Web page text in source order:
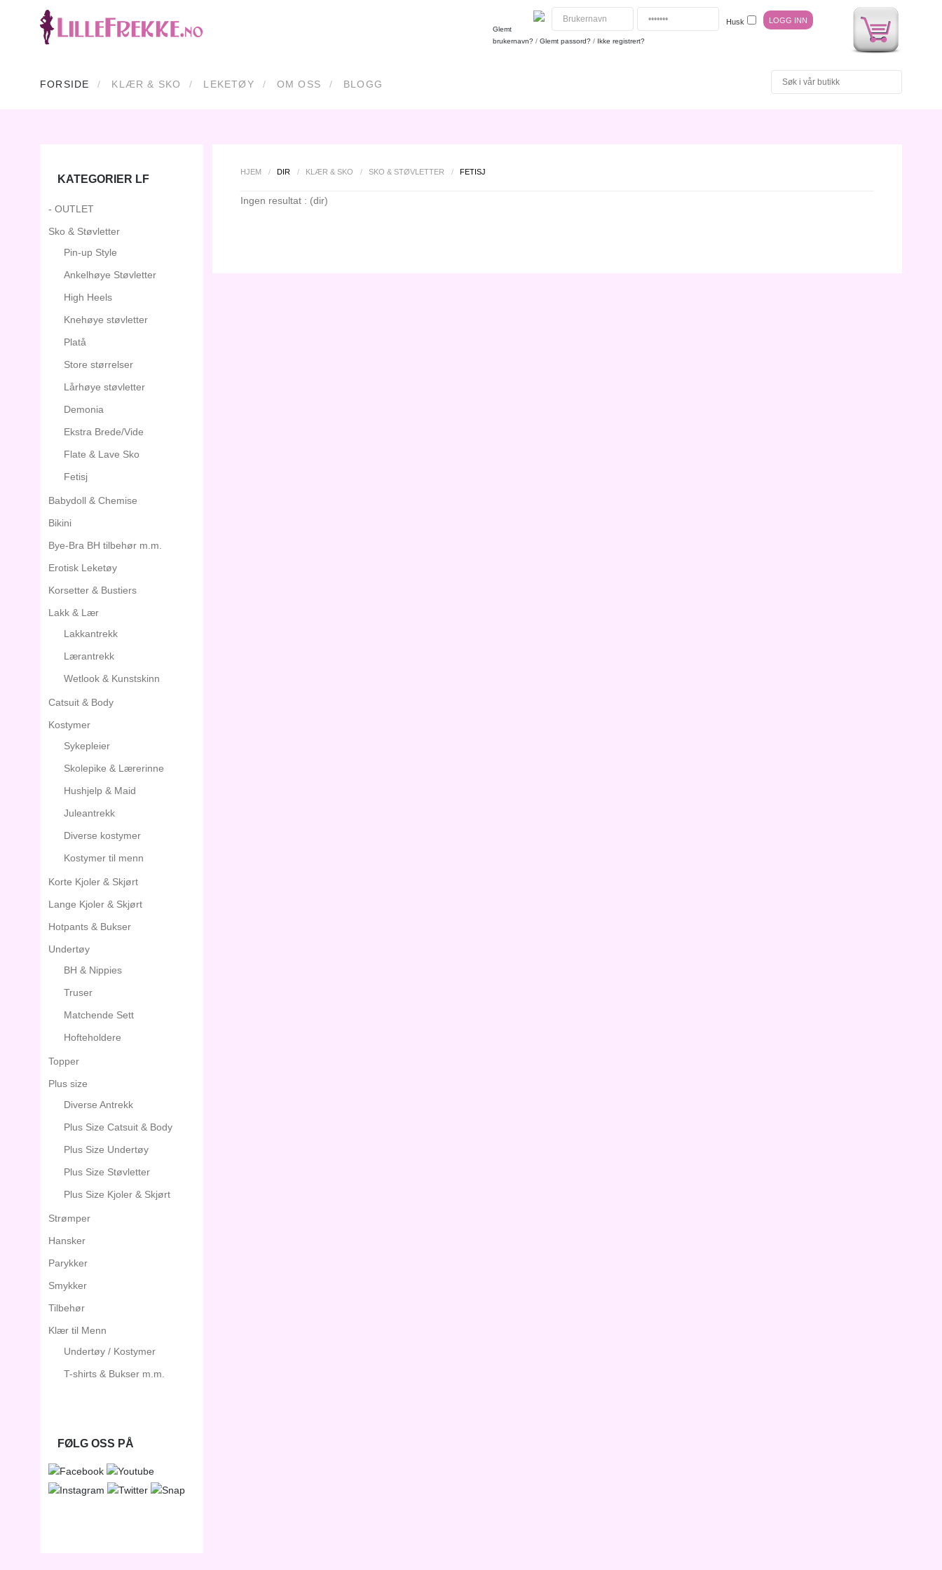
Husk
Glemt
brukernavn? / Glemt passord? / Ikke registrert?
FORSIDE KLÆR & SKO LEKETØY OM OSS BLOGG
HJEM / DIR / KLÆR & SKO / SKO & STØVLETTER / FETISJ
Ingen resultat : (dir)
KATEGORIER LF
- OUTLET
Sko & Støvletter
Pin-up Style
Ankelhøye Støvletter
High Heels
Knehøye støvletter
Platå
Store størrelser
Lårhøye støvletter
Demonia
Ekstra Brede/Vide
Flate & Lave Sko
Fetisj
Babydoll & Chemise
Bikini
Bye-Bra BH tilbehør m.m.
Erotisk Leketøy
Korsetter & Bustiers
Lakk & Lær
Lakkantrekk
Lærantrekk
Wetlook & Kunstskinn
Catsuit & Body
Kostymer
Sykepleier
Skolepike & Lærerinne
Hushjelp & Maid
Juleantrekk
Diverse kostymer
Kostymer til menn
Korte Kjoler & Skjørt
Lange Kjoler & Skjørt
Hotpants & Bukser
Undertøy
BH & Nippies
Truser
Matchende Sett
Hofteholdere
Topper
Plus size
Diverse Antrekk
Plus Size Catsuit & Body
Plus Size Undertøy
Plus Size Støvletter
Plus Size Kjoler & Skjørt
Strømper
Hansker
Parykker
Smykker
Tilbehør
Klær til Menn
Undertøy / Kostymer
T-shirts & Bukser m.m.
FØLG OSS PÅ